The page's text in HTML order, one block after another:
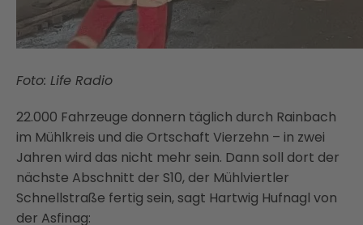
Foto: Life Radio
22.000 Fahrzeuge donnern täglich durch Rainbach
im Mühlkreis und die Ortschaft Vierzehn – in zwei
Jahren wird das nicht mehr sein. Dann soll dort der
nächste Abschnitt der S10, der Mühlviertler
Schnellstraße fertig sein, sagt Hartwig Hufnagl von
der Asfinag: